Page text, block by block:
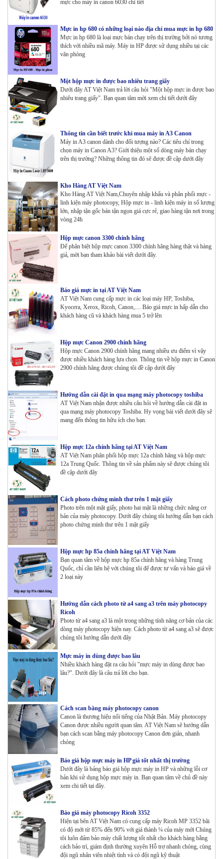
mực cho máy in canon 6030 chi tiết
Mực in hp 680 có những loại nào địa chỉ mua mực in hp 680
Mực in hp 680 là loại mực bán chạy trên thị trường bởi nó tương
thích với nhiều mã máy. Máy in HP được sử dụng nhiều tại các
văn phòng
Một hộp mực in được bao nhiêu trang giấy
Dưới đây AT Việt Nam trả lời câu hỏi "Một hộp mực in được bao
nhiêu trang giấy". Bạn quan tâm mời xem chi tiết dưới đây
Thông tin cần biết trước khi mua máy in A3 Canon
Máy in A3 canon dành cho đối tượng nào? Các tiêu chí trong
chọn máy in Canon A3? Giới thiệu một số dòng máy bán chạy
trên thị trường? Những thông tin đó sẽ được đề cập dưới đây
Kho Hàng AT Việt Nam
Kho Hàng AT Việt Nam,Chuyên nhập khẩu và phân phối mực -
linh kiện máy photocopy, Hộp mực in - linh kiện máy in số lượng
lớn, nhập tận gốc bán tận ngọn giá cực rẻ, giao hàng tận nơi trong
vòng 24h
Hộp mực canon 3300 chính hãng
Để phân biệt hộp mực canon 3300 chính hãng hàng thật và hàng
giả, mời bạn tham khảo bài viết dưới đây.
Báo giá mực in tại AT Việt Nam
AT Việt Nam cung cấp mực in các loại máy HP, Toshiba,
Kyocera, Xerox, Ricoh, Canon,.... Báo giá mực in hấp dẫn cho
khách hàng cũ và khách hàng mua 5 trở lên
Hộp mực Canon 2900 chính hãng
Hộp mực Canon 2900 chính hãng mang nhiều ưu điểm vì vậy
được nhiều khách hàng lựa chọn. Thông tin về hộp mực in Canon
2900 chính hãng được chúng tôi đề cập dưới đây
Hướng dẫn cài đặt in qua mạng máy photocopy toshiba
AT Việt Nam nhận được nhiều câu hỏi về hướng dẫn cài đặt in
qua mạng máy photocopy Toshiba. Hy vọng bài viết dưới đây sẽ
mang đến thông tin hữu ích cho bạn.
Hộp mực 12a chính hãng tại AT Việt Nam
AT Việt Nam phân phối hộp mực 12a chính hãng và hộp mực
12a Trung Quốc. Thông tin về sản phẩm này sẽ được chúng tôi
đề cập dưới đây
Cách photo chứng minh thư trên 1 mặt giấy
Photo trên một mặt giấy, photo hai mặt là những chức năng cơ
bản của máy photocopy. Dưới đây chúng tôi hướng dẫn bạn cách
photo chứng minh thư trên 1 mặt giấy
Hộp mực hp 85a chính hãng tại AT Việt Nam
Bạn quan tâm về hộp mực hp 85a chính hãng và hàng Trung
Quốc, chỉ cần liên hệ với chúng tôi để được tư vấn và báo giá về
2 loại này
Hướng dẫn cách photo từ a4 sang a3 trên máy photocopy
Ricoh
Photo từ a4 sang a3 là một trong những tính năng cơ bản của các
dòng máy photocopy hiện nay. Cách photo từ a4 sang a3 sẽ được
chúng tôi hướng dẫn dưới đây
Mực máy in dùng được bao lâu
Nhiều khách hàng đặt ra câu hỏi "mực máy in dùng được bao
lâu?". Dưới đây là câu trả lời cho bạn.
Cách scan bằng máy photocopy canon
Canon là thương hiệu nổi tiếng của Nhật Bản. Máy photocopy
Canon được nhiều người quan tâm. AT Việt Nam sẽ hướng dẫn
bạn cách scan bằng máy photocopy Canon đơn giản, nhanh
chóng
Báo giá hộp mực máy in HP giá tốt nhất thị trường
Dưới đây là bảng báo giá hộp mực máy in HP và những lỗi cơ
bản khi sử dụng hộp mực máy in. Bạn quan tâm về chủ đề này
xem chi tiết tại đây.
Báo giá máy photocopy Ricoh 3352
Hiện tại bên AT Việt Nam có cung cấp máy Ricoh MP 3352 bãi
có độ mới từ 85% đến 90% với giá thành ¼ của máy mới Chúng
tôi luôn đảm bảo máy chất lượng tốt nhất cho khách hàng bằng
cách bảo trì, giám định thường xuyên Hỗ trợ nhanh chóng, cùng
đội ngũ nhân viên nhiệt tình và có đội ngũ kỹ thuật